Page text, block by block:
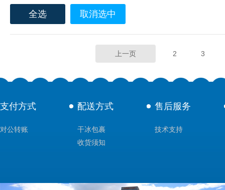
全选 取消选中
上一页 2 3
支付方式
对公转账
配送方式
干冰包裹
收货须知
售后服务
技术支持